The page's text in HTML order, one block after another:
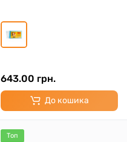
643.00 грн.
До кошика
Топ